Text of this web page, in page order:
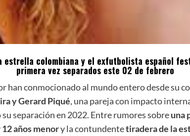
estrella colombiana y el exfutbolista español
primera vez separados este 02 de febrero
han conmocionado al mundo entero desde su
y Gerard Piqué, una pareja con impacto
separación en 2022. Entre rumores sobreuna
años menory la contundentetiradera de la